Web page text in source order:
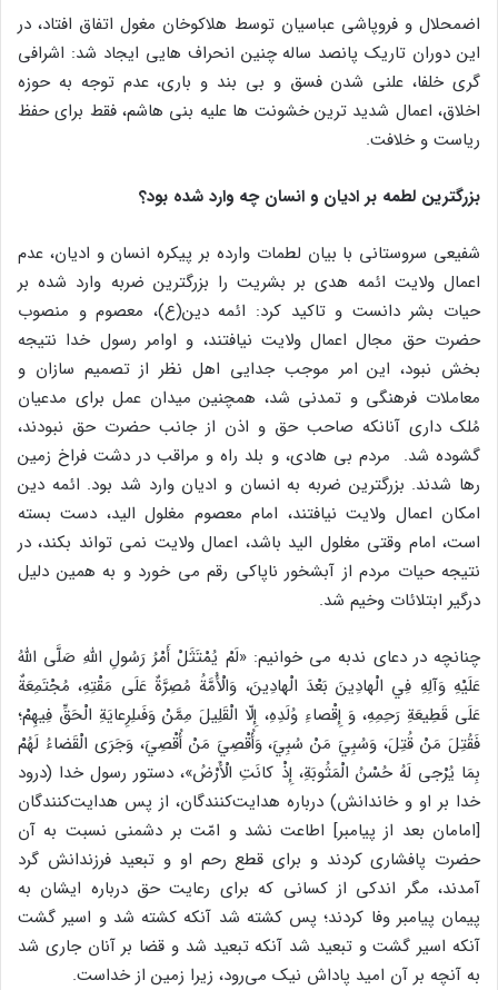
اضمحلال و فروپاشی عباسیان توسط هلاکوخان مغول اتفاق افتاد، در
این دوران تاریک پانصد ساله چنین انحراف هایی ایجاد شد: اشرافی
گری خلفا، علنی شدن فسق و بی بند و باری، عدم توجه به حوزه
اخلاق، اعمال شدید ترین خشونت ها علیه بنی هاشم، فقط برای حفظ
ریاست و خلافت.
بزرگترین لطمه بر ادیان و انسان چه وارد شده بود؟
شفیعی سروستانی با بیان لطمات وارده بر پیکره انسان و ادیان، عدم
اعمال ولایت ائمه هدی بر بشریت را بزرگترین ضربه وارد شده بر
حیات بشر دانست و تاکید کرد: ائمه دین(ع)، معصوم و منصوب
حضرت حق مجال اعمال ولایت نیافتند، و اوامر رسول خدا نتیجه
بخش نبود، این امر موجب جدایی اهل نظر از تصمیم سازان و
معاملات فرهنگی و تمدنی شد، همچنین میدان عمل برای مدعیان
مُلک داری آنانکه صاحب حق و اذن از جانب حضرت حق نبودند،
گشوده شد. مردم بی هادی، و بلد راه و مراقب در دشت فراخ زمین
رها شدند. بزرگترین ضربه به انسان و ادیان وارد شد بود. ائمه دین
امکان اعمال ولایت نیافتند، امام معصوم مغلول الید، دست بسته
است، امام وقتی مغلول الید باشد، اعمال ولایت نمی تواند بکند، در
نتیجه حیات مردم از آبشخور ناپاکی رقم می خورد و به همین دلیل
درگیر ابتلائات وخیم شد.
چنانچه در دعای ندبه می خوانیم: «لَمْ يُمْتَثَلْ أَمْرُ رَسُولِ اللّهِ صَلَّى اللّهُ
عَلَيْهِ وَآلِهِ فِي الْهادِينَ بَعْدَ الْهادِينَ، وَالْأُمَّةُ مُصِرَّةٌ عَلَى مَقْتِهِ، مُجْتَمِعَةٌ
عَلَى قَطِيعَةِ رَحِمِهِ، وَ إِقْصاءِ وُلَدِهِ، إِلّا الْقَلِيلَ مِمَّنْ وَفَىلِرِعايَةِ الْحَقِّ فِيهِمْ؛
فَقُتِلَ مَنْ قُتِلَ، وَسُبِيَ مَنْ سُبِيَ، وَأُقْصِيَ مَنْ أُقْصِيَ، وَجَرَى الْقَضاءُ لَهُمْ
بِمَا يُرْجى لَهُ حُسْنُ الْمَثُوبَةِ، إِذْ كانَتِ الْأَرْضُ»، دستور رسول خدا (درود
خدا بر او و خاندانش) درباره هدایت‌کنندگان، از پس هدایت‌کنندگان
[امامان بعد از پیامبر] اطاعت نشد و امّت بر دشمنی نسبت به آن
حضرت پافشاری کردند و برای قطع رحم او و تبعید فرزندانش گرد
آمدند، مگر اندکی از کسانی که برای رعایت حق درباره ایشان به
پیمان پیامبر وفا کردند؛ پس کشته شد آنکه کشته شد و اسیر گشت
آنکه اسیر گشت و تبعید شد آنکه تبعید شد و قضا بر آنان جاری شد
به آنچه بر آن امید پاداش نیک می‌رود، زیرا زمین از خداست.